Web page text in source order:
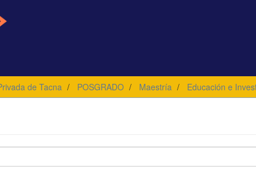
de Tacna POSGRADO Maestría Educación e